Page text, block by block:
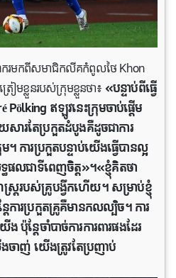
រមកពីសមាជិកលីគកំពូលថៃ Khon
ៀមខ្លួនរបស់ក្រុមខ្លួនថា៖ «បន្ទាប់ពីធ្វើ
Pölking ឥឡូវនេះក្រុមចាប់ផ្ដើម
សារតែប្រកួតដំបូងគឺដូចជាការ
ារប្រកួតបន្ទាប់យើងធ្វើបានល្អ
លជាទីពេញចិត្ត»។«ខ្ញុំគិតថា
តរបស់គ្រូបង្វឹកហើយ។ សម្រាប់ខ្ញុំ
ការប្រកួតគ្រូគឺមានកលល្បិច។ ការ
ន្តែចាំបាច់ការការពារផងដែរ
ាញ់ យើងត្រូវតែប្រញាប់